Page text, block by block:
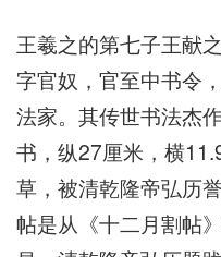
王羲之的第七子王献
字官奴，官至中书令
法家。其传世书法杰
书，纵27厘米，横
草，被清乾隆帝弘历
帖是从《十二月割帖